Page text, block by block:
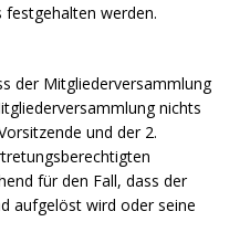
festgehalten werden.
der Mitgliederversammlung
nichts
und der 2.
für den Fall, dass der
aufgelöst wird oder seine